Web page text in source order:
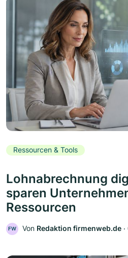
Ressourcen & Tools
Lohnabrechnung
sparen
Ressourcen
FW Von Redaktion firmenweb.de ‧